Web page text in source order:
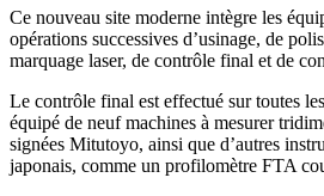
Ce nouveau site moderne intègre les
opérations successives d’usinage, de
marquage laser, de contrôle final et de
Le contrôle final est effectué sur toutes
équipé de neuf machines à mesurer
signées Mitutoyo, ainsi que d’autres
japonais, comme un profilomètre FTA